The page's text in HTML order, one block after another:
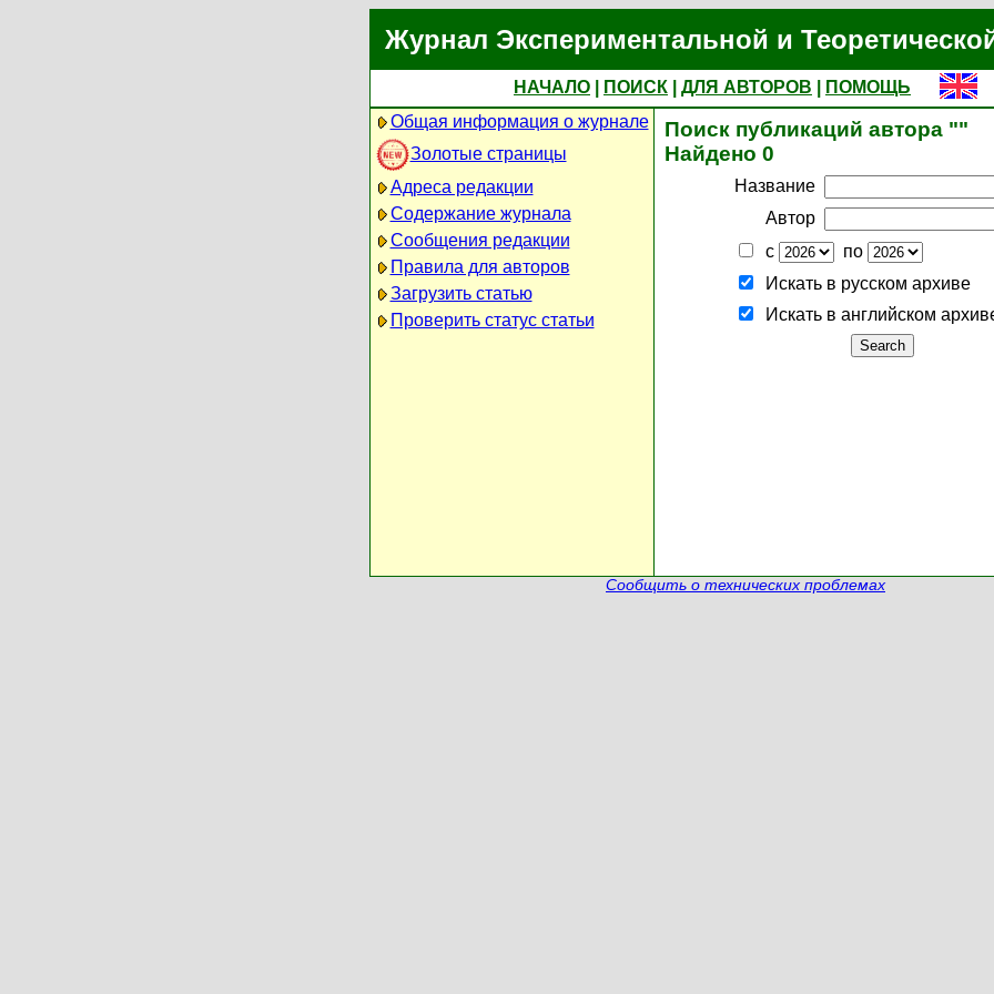
Журнал Экспериментальной и
НАЧАЛО ПОИСК ДЛЯ АВТОРОВ
ПОМОЩЬ
Общая информация о журнале
Золотые страницы
Адреса редакции
Содержание журнала
Сообщения редакции
Правила для авторов
Загрузить статью
Проверить статус статьи
Поиск публикаций автора ""
Найдено 0
Название
Автор
с
по
Искать в русском архиве
Искать в английском
Сообщить о технических проблемах